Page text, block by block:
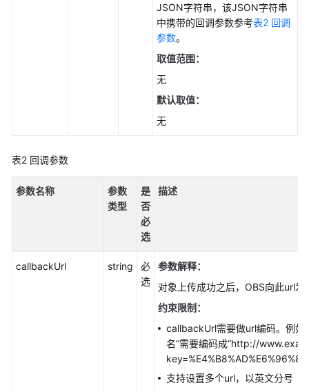
Java
Go
须
JSON字符串，该JSON字符串
中携带的回调参数参考表2 回调
参数。
取值范围：
无
默认取值：
无
表2 回调参数
参数名称
参数
类型
是
否
必
选
描述
callbackUrl string
必
选
参数解释：
对象上传成功之后，OBS向此url
约束限制：
callbackUrl需要做url编码。例
名”需要编码成“http://
支持设置多个url，以英文分号（